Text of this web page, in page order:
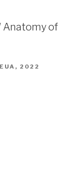
Anatomy of
2022